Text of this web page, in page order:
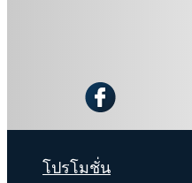
โปรโมชั่น